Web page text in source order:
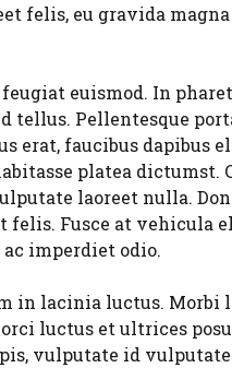
felis, eu gravida
feugiat euismod. In
tellus. Pellentesque
erat, faucibus dapibus
platea
laoreet nulla.
felis. Fusce at vehicula
imperdiet odio.
in lacinia luctus.
luctus et ultrices
vulputate id